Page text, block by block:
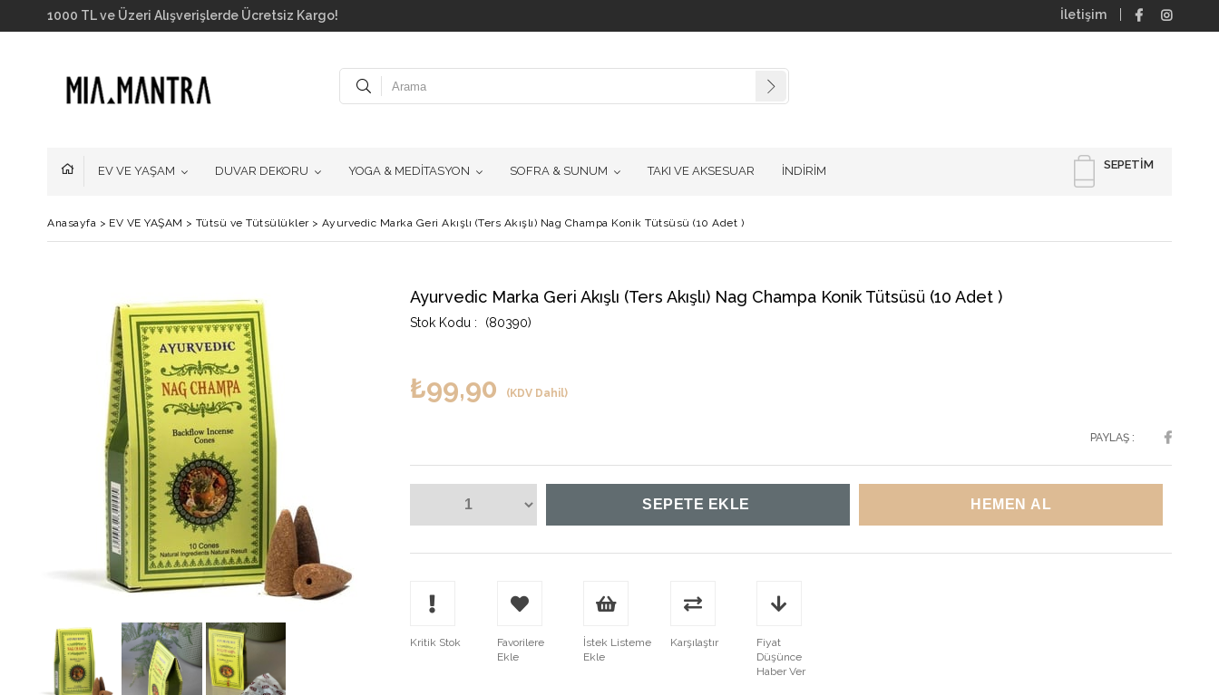
1000 TL ve Üzeri Alışverişlerde Ücretsiz Kargo! İletişim
SEPETIM
EV VE YAŞAM DUVAR DEKORU YOGA & MEDİTASYON SOFRA & SUNUM TAKI VE AKSESUAR İNDİRİM
Anasayfa > EV VE YAŞAM > Tütsü ve Tütsülükler> Ayurvedic Marka Geri Akışlı (Ters Akışlı) Nag Champa Konik Tütsüsü (10 Adet )
Ayurvedic Marka Geri Akışlı (Ters Akışlı) Nag Champa Konik Tütsüsü (10 Adet )
(80390)
₺99,90 (KDV Dahil)
PAYLAŞ :
Kritik Stok
Favorilere
Ekle
İstek Listeme
Ekle
Karşılaştır
Fiyat
Düşünce
Haber Ver